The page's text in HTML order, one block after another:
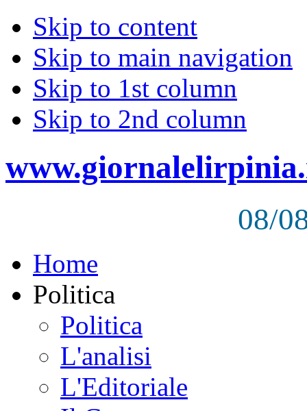
Skip to content
Skip to main navigation
Skip to 1st column
Skip to 2nd column
08/
Home
Politica
Politica
L'analisi
L'Editoriale